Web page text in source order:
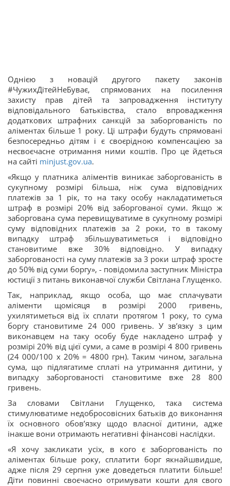
Однією з новацій другого пакету законів
#ЧужихДітейНеБуває, спрямованих на посилення
захисту прав дітей та запровадження інституту
відповідального батьківства, стало впровадження
додаткових штрафних санкцій за заборгованість по
аліментах більше 1 року. Ці штрафи будуть спрямовані
безпосередньо дітям і є своєрідною компенсацією за
несвоєчасне отримання ними коштів. Про це йдеться
на сайті minjust.gov.ua.
«Якщо у платника аліментів виникає заборгованість в
сукупному розмірі більша, ніж сума відповідних
платежів за 1 рік, то на таку особу накладатиметься
штраф в розмірі 20% від заборгованої суми. Якщо ж
заборгована сума перевищуватиме в сукупному розмірі
суму відповідних платежів за 2 роки, то в такому
випадку штраф збільшуватиметься і відповідно
становитиме вже 30% відповідно. У випадку
заборгованості на суму платежів за 3 роки штраф зросте
до 50% від суми боргу», - повідомила заступник Міністра
юстиції з питань виконавчої служби Світлана Глущенко.
Так, наприклад, якщо особа, що має сплачувати
аліменти щомісяця в розмірі 2000 гривень,
ухилятиметься від їх сплати протягом 1 року, то сума
боргу становитиме 24 000 гривень. У зв’язку з цим
виконавцем на таку особу буде накладено штраф у
розмірі 20% від цієї суми, а саме в розмірі 4 800 гривень
(24 000/100 х 20% = 4800 грн). Таким чином, загальна
сума, що підлягатиме сплаті на утримання дитини, у
випадку заборгованості становитиме вже 28 800
гривень.
За словами Світлани Глущенко, така система
стимулюватиме недобросовісних батьків до виконання
їх основного обов’язку щодо власної дитини, адже
інакше вони отримають негативні фінансові наслідки.
«Я хочу закликати усіх, в кого є заборгованість по
аліментах більше року, сплатити борг якнайшвидше,
адже після 29 серпня уже доведеться платити більше!
Діти повинні своєчасно отримувати кошти для свого